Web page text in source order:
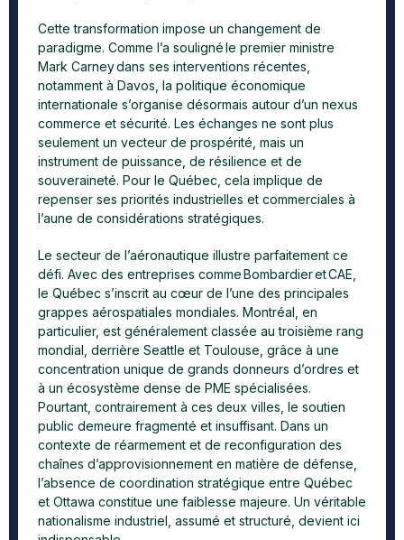
Cette transformation impose un changement de
paradigme. Comme l’a souligné le premier ministre
Mark Carney dans ses interventions récentes,
notamment à Davos, la politique économique
internationale s’organise désormais autour d’un nexus
commerce et sécurité. Les échanges ne sont plus
seulement un vecteur de prospérité, mais un
instrument de puissance, de résilience et de
souveraineté. Pour le Québec, cela implique de
repenser ses priorités industrielles et commerciales à
l’aune de considérations stratégiques.
Le secteur de l’aéronautique illustre parfaitement ce
défi. Avec des entreprises comme Bombardier et CAE,
le Québec s’inscrit au cœur de l’une des principales
grappes aérospatiales mondiales. Montréal, en
particulier, est généralement classée au troisième rang
mondial, derrière Seattle et Toulouse, grâce à une
concentration unique de grands donneurs d’ordres et
à un écosystème dense de PME spécialisées.
Pourtant, contrairement à ces deux villes, le soutien
public demeure fragmenté et insuffisant. Dans un
contexte de réarmement et de reconfiguration des
chaînes d’approvisionnement en matière de défense,
l’absence de coordination stratégique entre Québec
et Ottawa constitue une faiblesse majeure. Un véritable
nationalisme industriel, assumé et structuré, devient ici